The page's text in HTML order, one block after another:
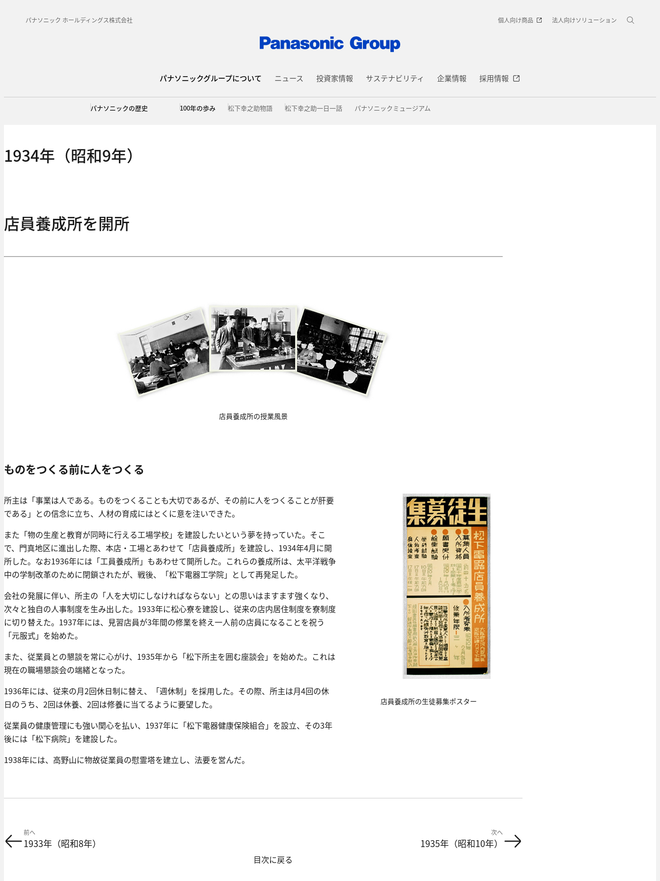
パナソニック ホールディングス株式会社
パナソニックグループについて ニュース 投資家情報 サステナビリティ 企業情報 採用情報
個人向け商品 法人向けソリューション
パナソニックの歴史 100年の歩み 松下幸之助物語 松下幸之助一日一話 パナソニックミュージアム
1934年（昭和9年）
店員養成所を開所
店員養成所の授業風景
ものをつくる前に人をつくる
所主は「事業は人である。ものをつくることも大切であるが、その前に人をつくることが肝要
である」との信念に立ち、人材の育成にはとくに意を注いできた。
また「物の生産と教育が同時に行える工場学校」を建設したいという夢を持っていた。そこ
で、門真地区に進出した際、本店・工場とあわせて「店員養成所」を建設し、1934年4月に開
所した。なお1936年には「工員養成所」もあわせて開所した。これらの養成所は、太平洋戦争
中の学制改革のために閉鎖されたが、戦後、「松下電器工学院」として再発足した。
会社の発展に伴い、所主の「人を大切にしなければならない」との思いはますます強くなり、
次々と独自の人事制度を生み出した。1933年に松心寮を建設し、従来の店内居住制度を寮制度
に切り替えた。1937年には、見習店員が3年間の修業を終え一人前の店員になることを祝う
「元服式」を始めた。
また、従業員との懇談を常に心がけ、1935年から「松下所主を囲む座談会」を始めた。これは
現在の職場懇談会の端緒となった。
1936年には、従来の月2回休日制に替え、「週休制」を採用した。その際、所主は月4回の休
日のうち、2回は休養、2回は修養に当てるように要望した。
従業員の健康管理にも強い関心を払い、1937年に「松下電器健康保険組合」を設立、その3年
後には「松下病院」を建設した。
1938年には、高野山に物故従業員の慰霊塔を建立し、法要を営んだ。
店員養成所の生徒募集ポスター
前へ
1933年（昭和8年）
次へ
1935年（昭和10年）
目次に戻る